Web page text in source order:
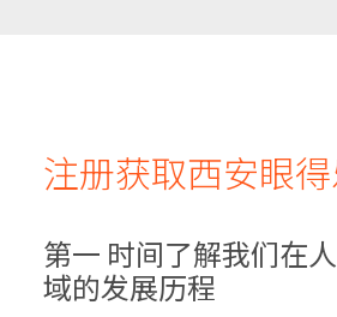
注册获取西安眼
第一 时间了解我们在
域的发展历程